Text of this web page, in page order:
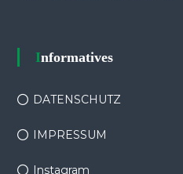
Informatives
DATENSCHUTZ
IMPRESSUM
Instagram